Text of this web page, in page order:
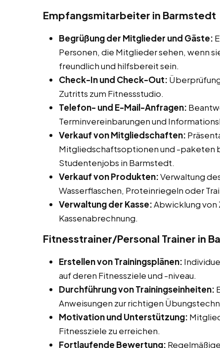
Empfangsmitarbeiter in Barmstedt
Begrüßung der Mitglieder und Gäste:
Personen, die Mitglieder sehen, wenn
freundlich und hilfsbereit sein.
Check-In und Check-Out:
Zutritts zum Fitnessstudio.
Telefon- und E-Mail-Anfragen:
Terminvereinbarungen und
Verkauf von Mitgliedschaften:
Mitgliedschaftsoptionen und -paketen
Studentenjobs in Barmstedt.
Verkauf von Produkten:Verwaltung
Wasserflaschen, Proteinriegeln oder
Verwaltung der Kasse:Abwicklung von
Kassenabrechnung.
Fitnesstrainer/Personal Trainer in
Erstellen von Trainingsplänen:
auf deren Fitnessziele und -niveau.
Durchführung von Trainingseinheiten:
Anweisungen zur richtigen
Motivation und Unterstützung:
Fitnessziele zu erreichen.
Fortlaufende Bewertung: